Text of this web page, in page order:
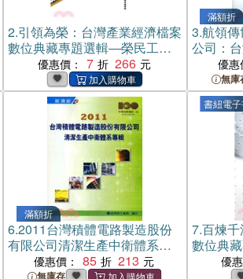
2.引領為榮：台灣產業經濟檔案
數位典藏專題選輯―榮民工程
股份有限公司‧印記十(電子書)
優惠價： 7 266
滿額折
3.航領
公司：
典藏專
優惠
無庫
滿額折
6.2011台灣積體電路製造股份
有限公司清潔生產中衛體系專
優惠價： 85 213
無庫存
書紐電
7.百煉
數位典
廠股份
優